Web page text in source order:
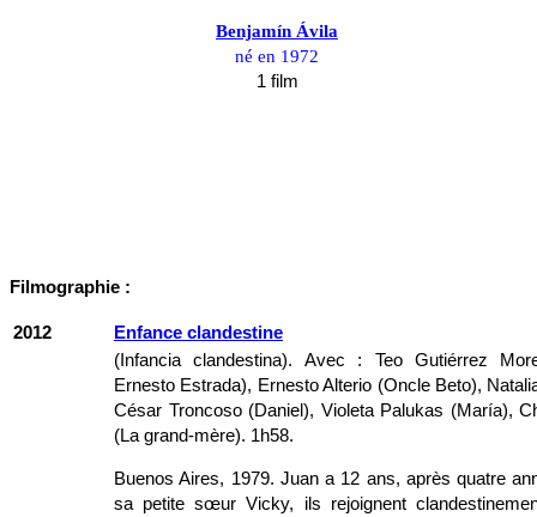
Benjamín Ávila
né en 1972
1 film
Filmographie :
2012
Enfance clandestine
(Infancia clandestina). Avec : Teo Gutiérrez
Ernesto Estrada), Ernesto Alterio (Oncle Beto),
César Troncoso (Daniel), Violeta Palukas (María),
(La grand-mère). 1h58.
Buenos Aires, 1979. Juan a 12 ans, après quatre
sa petite sœur Vicky, ils rejoignent